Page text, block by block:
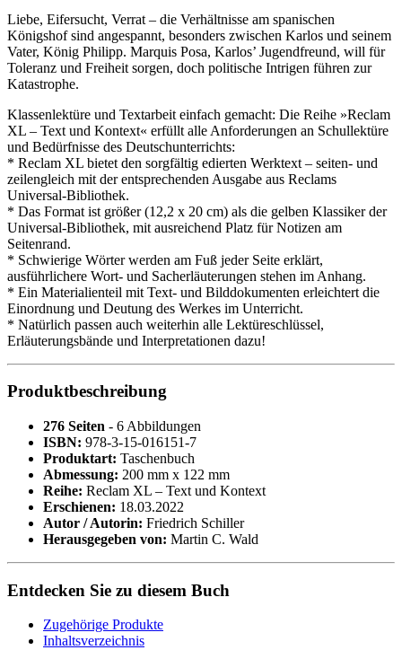
Liebe, Eifersucht, Verrat – die Verhältnisse am spanischen
Königshof sind angespannt, besonders zwischen Karlos und seinem
Vater, König Philipp. Marquis Posa, Karlos’ Jugendfreund, will für
Toleranz und Freiheit sorgen, doch politische Intrigen führen zur
Katastrophe.
Klassenlektüre und Textarbeit einfach gemacht: Die Reihe »Reclam
XL – Text und Kontext« erfüllt alle Anforderungen an Schullektüre
und Bedürfnisse des Deutschunterrichts:
* Reclam XL bietet den sorgfältig edierten Werktext – seiten- und
zeilengleich mit der entsprechenden Ausgabe aus Reclams
Universal-Bibliothek.
* Das Format ist größer (12,2 x 20 cm) als die gelben Klassiker der
Universal-Bibliothek, mit ausreichend Platz für Notizen am
Seitenrand.
* Schwierige Wörter werden am Fuß jeder Seite erklärt,
ausführlichere Wort- und Sacherläuterungen stehen im Anhang.
* Ein Materialienteil mit Text- und Bilddokumenten erleichtert die
Einordnung und Deutung des Werkes im Unterricht.
* Natürlich passen auch weiterhin alle Lektüreschlüssel,
Erläuterungsbände und Interpretationen dazu!
Produktbeschreibung
276 Seiten - 6 Abbildungen
ISBN: 978-3-15-016151-7
Produktart: Taschenbuch
Abmessung: 200 mm x 122 mm
Reihe: Reclam XL – Text und Kontext
Erschienen: 18.03.2022
Autor / Autorin: Friedrich Schiller
Herausgegeben von: Martin C. Wald
Entdecken Sie zu diesem Buch
Zugehörige Produkte
Inhaltsverzeichnis